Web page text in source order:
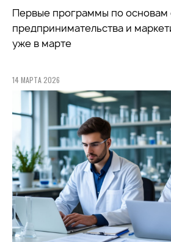
Первые программы по основам
предпринимательства и
уже в марте
14 МАРТА 2026